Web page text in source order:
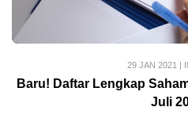
29 JAN 2021 |
Baru! Daftar Lengkap
Juli